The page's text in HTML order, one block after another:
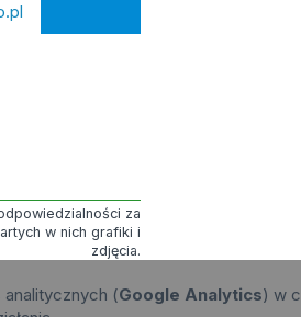
za
w nich grafiki i
zdjęcia.
(Google Analytics) w